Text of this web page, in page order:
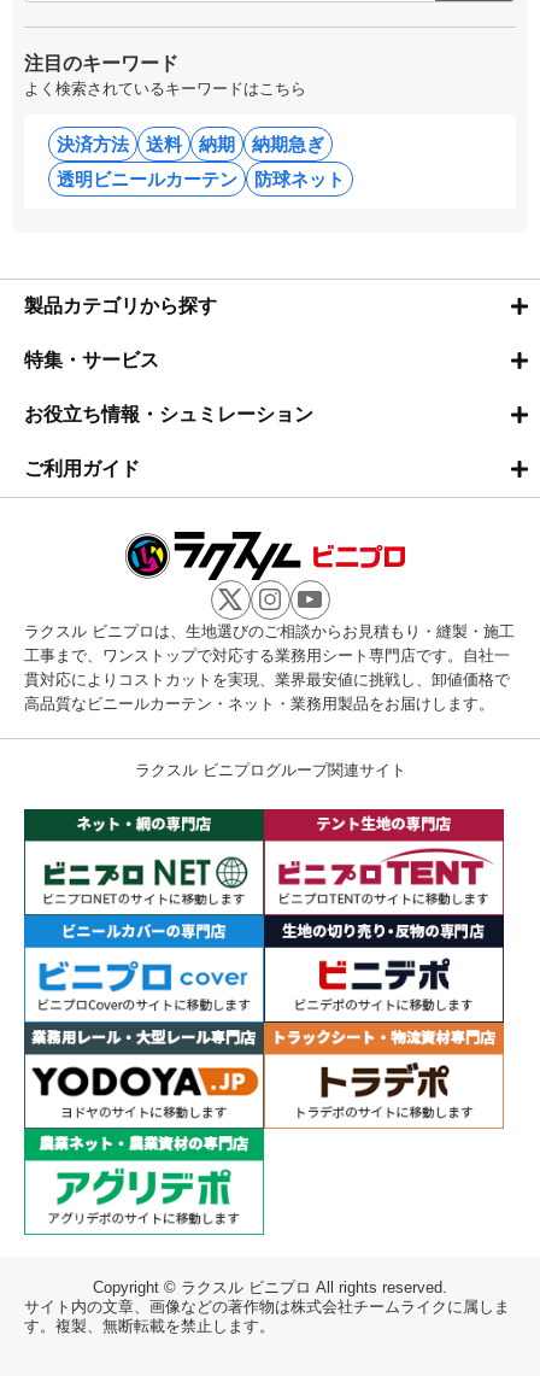
注目のキーワード
よく検索されているキーワードはこちら
決済方法 送料 納期
納期急ぎ
透明ビニールカーテン
防球ネット
製品カテゴリから探す
特集・サービス
お役立ち情報・シュミレーション
ご利用ガイド
ラクスル ビニプロは、生地選びのご相談からお見積もり・縫製・施工
工事まで、ワンストップで対応する業務用シート専門店です。自社一
貫対応によりコストカットを実現、業界最安値に挑戦し、卸値価格で
高品質なビニールカーテン・ネット・業務用製品をお届けします。
ラクスル ビニプログループ関連サイト
Copyright © ラクスル ビニプロ All rights reserved.
サイト内の文章、画像などの著作物は株式会社チームライクに属しま
す。複製、無断転載を禁止します。